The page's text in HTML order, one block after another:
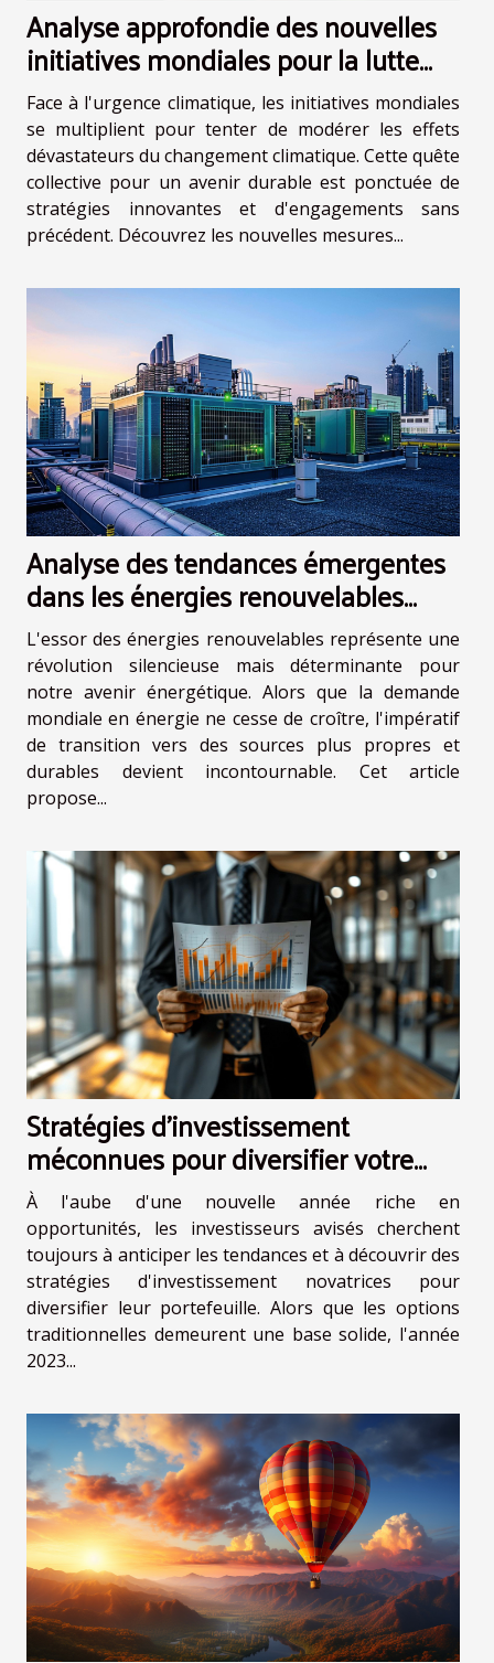
Analyse approfondie des nouvelles
initiatives mondiales pour la lutte
contre le changement climatique
Face à l'urgence climatique, les initiatives mondiales
se multiplient pour tenter de modérer les effets
dévastateurs du changement climatique. Cette quête
collective pour un avenir durable est ponctuée de
stratégies innovantes et d'engagements sans
précédent. Découvrez les nouvelles mesures...
Analyse des tendances émergentes
dans les énergies renouvelables
globales
L'essor des énergies renouvelables représente une
révolution silencieuse mais déterminante pour
notre avenir énergétique. Alors que la demande
mondiale en énergie ne cesse de croître, l'impératif
de transition vers des sources plus propres et
durables devient incontournable. Cet article
propose...
Stratégies d'investissement
méconnues pour diversifier votre
portefeuille en 2023
À l'aube d'une nouvelle année riche en
opportunités, les investisseurs avisés cherchent
toujours à anticiper les tendances et à découvrir des
stratégies d'investissement novatrices pour
diversifier leur portefeuille. Alors que les options
traditionnelles demeurent une base solide, l'année
2023...